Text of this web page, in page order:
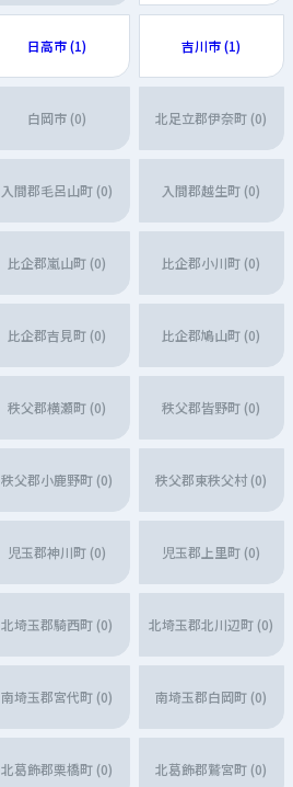
日高市 (1) 吉川市 (1)
白岡市 (0) 北足立郡伊奈町 (0)
入間郡毛呂山町 (0) 入間郡越生町 (0)
比企郡嵐山町 (0) 比企郡小川町 (0)
比企郡吉見町 (0) 比企郡鳩山町 (0)
秩父郡横瀬町 (0) 秩父郡皆野町 (0)
秩父郡小鹿野町 (0) 秩父郡東秩父村 (0)
児玉郡神川町 (0) 児玉郡上里町 (0)
北埼玉郡騎西町 (0) 北埼玉郡北川辺町 (0)
南埼玉郡宮代町 (0) 南埼玉郡白岡町 (0)
北葛飾郡栗橋町 (0) 北葛飾郡鷲宮町 (0)